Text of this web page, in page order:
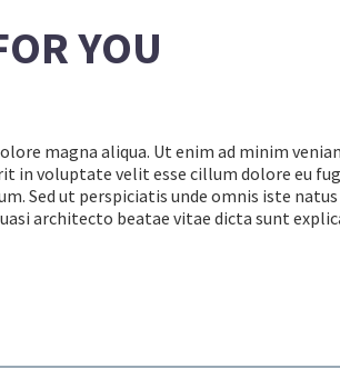
YOU
magna aliqua. Ut enim ad minim
in voluptate velit esse cillum dolore eu
Sed ut perspiciatis unde omnis iste
architecto beatae vitae dicta sunt